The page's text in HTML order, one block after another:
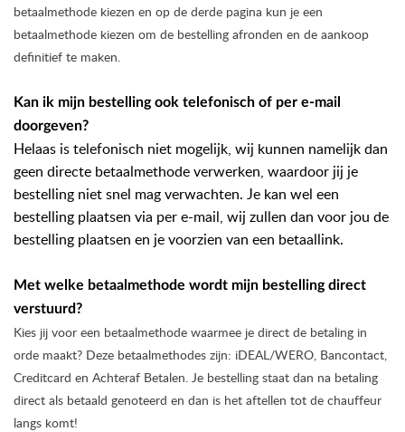
betaalmethode kiezen en op de derde pagina kun je een
betaalmethode kiezen om de bestelling afronden en de aankoop
definitief te maken.
Kan ik mijn bestelling ook telefonisch of per e-mail
doorgeven?
Helaas is telefonisch niet mogelijk, wij kunnen namelijk dan
geen directe betaalmethode verwerken, waardoor jij je
bestelling niet snel mag verwachten. Je kan wel een
bestelling plaatsen via per e-mail, wij zullen dan voor jou de
bestelling plaatsen en je voorzien van een betaallink.
Met welke betaalmethode wordt mijn bestelling direct
verstuurd?
Kies jij voor een betaalmethode waarmee je direct de betaling in
orde maakt? Deze betaalmethodes zijn: iDEAL/WERO, Bancontact,
Creditcard en Achteraf Betalen. Je bestelling staat dan na betaling
direct als betaald genoteerd en dan is het aftellen tot de chauffeur
langs komt!